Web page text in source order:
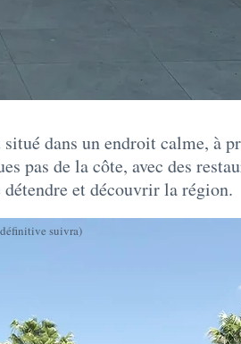
dans un endroit calme, à
pas de la côte, avec des
détendre et découvrir la région.
suivra)